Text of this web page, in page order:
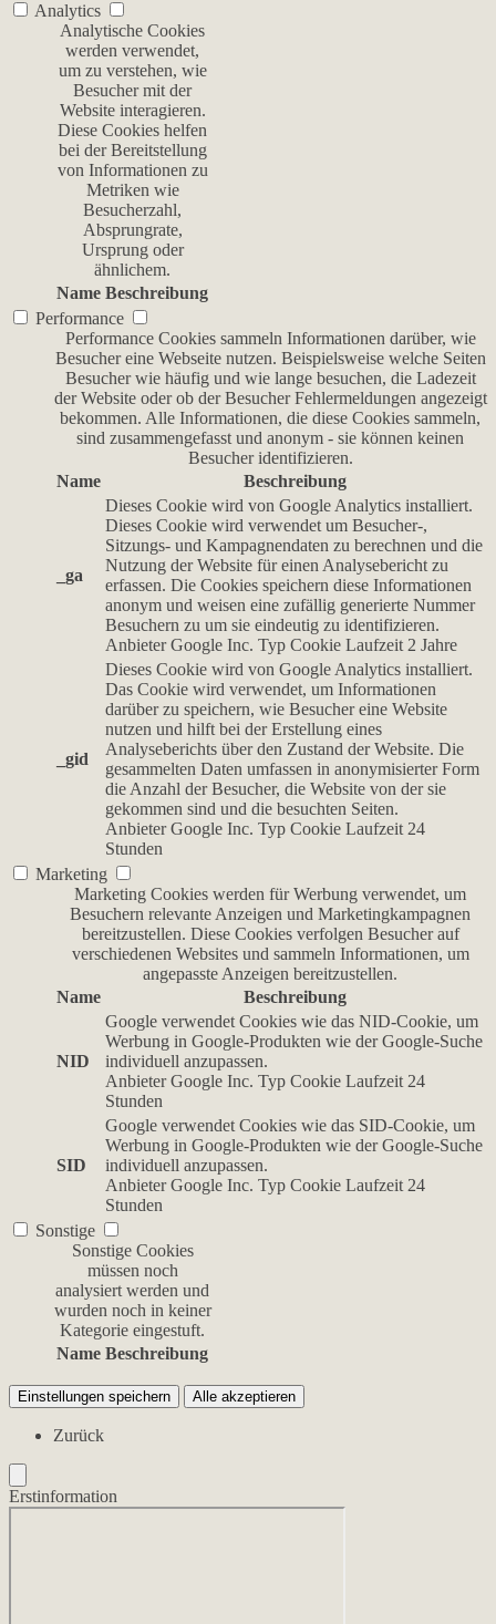
Analytics
Analytische Cookies
werden verwendet,
um zu verstehen, wie
Besucher mit der
Website interagieren.
Diese Cookies helfen
bei der Bereitstellung
von Informationen zu
Metriken wie
Besucherzahl,
Absprungrate,
Ursprung oder
ähnlichem.
Name Beschreibung
Performance
Performance Cookies sammeln Informationen darüber, wie
Besucher eine Webseite nutzen. Beispielsweise welche Seiten
Besucher wie häufig und wie lange besuchen, die Ladezeit
der Website oder ob der Besucher Fehlermeldungen angezeigt
bekommen. Alle Informationen, die diese Cookies sammeln,
sind zusammengefasst und anonym - sie können keinen
Besucher identifizieren.
Name
Beschreibung
_ga
Dieses Cookie wird von Google Analytics installiert.
Dieses Cookie wird verwendet um Besucher-,
Sitzungs- und Kampagnendaten zu berechnen und die
Nutzung der Website für einen Analysebericht zu
erfassen. Die Cookies speichern diese Informationen
anonym und weisen eine zufällig generierte Nummer
Besuchern zu um sie eindeutig zu identifizieren.
Anbieter Google Inc. Typ Cookie Laufzeit 2 Jahre
_gid
Dieses Cookie wird von Google Analytics installiert.
Das Cookie wird verwendet, um Informationen
darüber zu speichern, wie Besucher eine Website
nutzen und hilft bei der Erstellung eines
Analyseberichts über den Zustand der Website. Die
gesammelten Daten umfassen in anonymisierter Form
die Anzahl der Besucher, die Website von der sie
gekommen sind und die besuchten Seiten.
Anbieter Google Inc. Typ Cookie Laufzeit 24
Stunden
Marketing
Marketing Cookies werden für Werbung verwendet, um
Besuchern relevante Anzeigen und Marketingkampagnen
bereitzustellen. Diese Cookies verfolgen Besucher auf
verschiedenen Websites und sammeln Informationen, um
angepasste Anzeigen bereitzustellen.
Name
Beschreibung
NID
Google verwendet Cookies wie das NID-Cookie, um
Werbung in Google-Produkten wie der Google-Suche
individuell anzupassen.
Anbieter Google Inc. Typ Cookie Laufzeit 24
Stunden
SID
Google verwendet Cookies wie das SID-Cookie, um
Werbung in Google-Produkten wie der Google-Suche
individuell anzupassen.
Anbieter Google Inc. Typ Cookie Laufzeit 24
Stunden
Sonstige
Sonstige Cookies
müssen noch
analysiert werden und
wurden noch in keiner
Kategorie eingestuft.
Name Beschreibung
Einstellungen speichern Alle akzeptieren
Zurück
Erstinformation